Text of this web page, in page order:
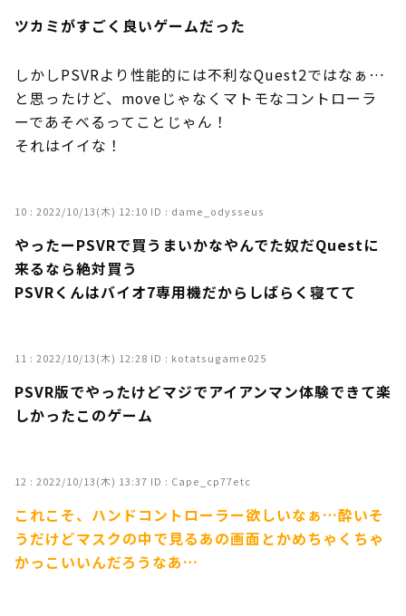
ツカミがすごく良いゲームだった
しかしPSVRより性能的には不利なQuest2ではなぁ…
と思ったけど、moveじゃなくマトモなコントローラ
ーであそべるってことじゃん！
それはイイな！
10 : 2022/10/13(木) 12:10 ID : dame_odysseus
やったーPSVRで買うまいかなやんでた奴だQuestに
来るなら絶対買う
PSVRくんはバイオ7専用機だからしばらく寝てて
11 : 2022/10/13(木) 12:28 ID : kotatsugame025
PSVR版でやったけどマジでアイアンマン体験できて楽
しかったこのゲーム
12 : 2022/10/13(木) 13:37 ID : Cape_cp77etc
これこそ、ハンドコントローラー欲しいなぁ…酔いそ
うだけどマスクの中で見るあの画面とかめちゃくちゃ
かっこいいんだろうなあ…